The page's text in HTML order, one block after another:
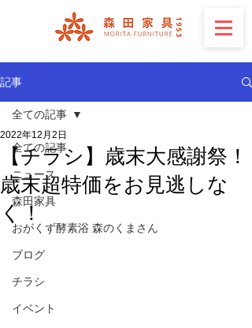
記事
全ての記事
ニュース
森田家具
おがくず酵素浴 森のくまさん
ブログ
チラシ
イベント
全ての記事
【チラシ】歳末大感謝祭！
歳末超特価をお見逃しな
く！
2022年12月2日